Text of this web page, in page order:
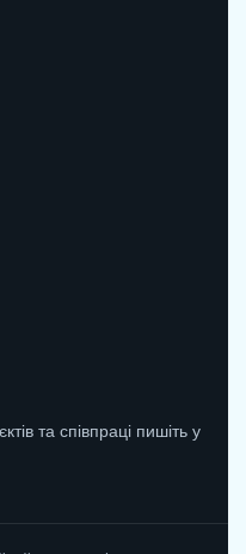
та співпраці пишіть у